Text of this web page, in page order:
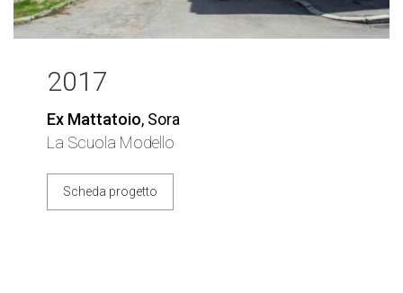
2017
Ex Mattatoio, Sora
La Scuola Modello
Scheda progetto